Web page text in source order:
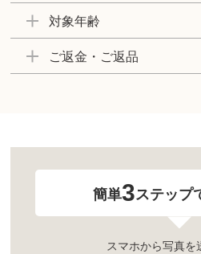
対象年齢
ご返金・ご返品
簡単3ステップ
スマホから写真を